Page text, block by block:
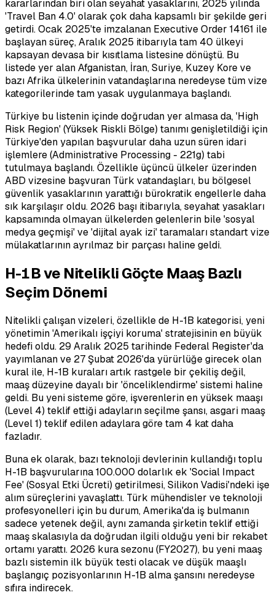
kararlarından biri olan seyahat yasaklarını, 2025 yılında
'Travel Ban 4.0' olarak çok daha kapsamlı bir şekilde geri
getirdi. Ocak 2025'te imzalanan Executive Order 14161 ile
başlayan süreç, Aralık 2025 itibarıyla tam 40 ülkeyi
kapsayan devasa bir kısıtlama listesine dönüştü. Bu
listede yer alan Afganistan, İran, Suriye, Kuzey Kore ve
bazı Afrika ülkelerinin vatandaşlarına neredeyse tüm vize
kategorilerinde tam yasak uygulanmaya başlandı.
Türkiye bu listenin içinde doğrudan yer almasa da, 'High
Risk Region' (Yüksek Riskli Bölge) tanımı genişletildiği için
Türkiye'den yapılan başvurular daha uzun süren idari
işlemlere (Administrative Processing - 221g) tabi
tutulmaya başlandı. Özellikle üçüncü ülkeler üzerinden
ABD vizesine başvuran Türk vatandaşları, bu bölgesel
güvenlik yasaklarının yarattığı bürokratik engellerle daha
sık karşılaşır oldu. 2026 başı itibarıyla, seyahat yasakları
kapsamında olmayan ülkelerden gelenlerin bile 'sosyal
medya geçmişi' ve 'dijital ayak izi' taramaları standart vize
mülakatlarının ayrılmaz bir parçası haline geldi.
H-1B ve Nitelikli Göçte Maaş Bazlı
Seçim Dönemi
Nitelikli çalışan vizeleri, özellikle de H-1B kategorisi, yeni
yönetimin 'Amerikalı işçiyi koruma' stratejisinin en büyük
hedefi oldu. 29 Aralık 2025 tarihinde Federal Register'da
yayımlanan ve 27 Şubat 2026'da yürürlüğe girecek olan
kural ile, H-1B kuraları artık rastgele bir çekiliş değil,
maaş düzeyine dayalı bir 'önceliklendirme' sistemi haline
geldi. Bu yeni sisteme göre, işverenlerin en yüksek maaşı
(Level 4) teklif ettiği adayların seçilme şansı, asgari maaş
(Level 1) teklif edilen adaylara göre tam 4 kat daha
fazladır.
Buna ek olarak, bazı teknoloji devlerinin kullandığı toplu
H-1B başvurularına 100.000 dolarlık ek 'Social Impact
Fee' (Sosyal Etki Ücreti) getirilmesi, Silikon Vadisi'ndeki işe
alım süreçlerini yavaşlattı. Türk mühendisler ve teknoloji
profesyonelleri için bu durum, Amerika'da iş bulmanın
sadece yetenek değil, aynı zamanda şirketin teklif ettiği
maaş skalasıyla da doğrudan ilgili olduğu yeni bir rekabet
ortamı yarattı. 2026 kura sezonu (FY2027), bu yeni maaş
bazlı sistemin ilk büyük testi olacak ve düşük maaşlı
başlangıç pozisyonlarının H-1B alma şansını neredeyse
sıfıra indirecek.